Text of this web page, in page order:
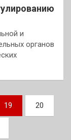
и
органов
19 20